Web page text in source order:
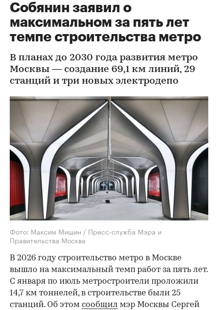
Собянин заявил о
максимальном за пять лет
темпе строительства метро
В планах до 2030 года развития метро
Москвы — создание 69,1 км линий, 29
станций и три новых электродепо
Фото: Максим Мишин / Пресс-служба Мэра и
Правительства Москва
В 2026 году строительство метро в Москве
вышло на максимальный темп работ за пять лет.
С января по июль метростроители проложили
14,7 км тоннелей, в строительстве были 25
станций. Об этом сообщил мэр Москвы Сергей